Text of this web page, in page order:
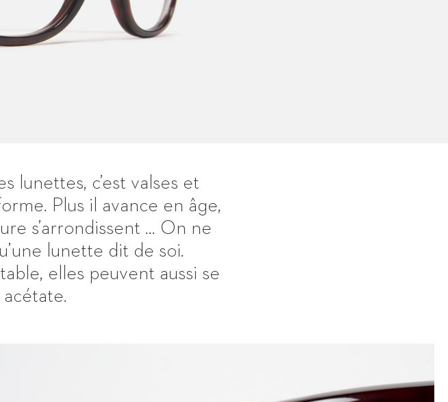
lunettes, c’est valses et
Plus il avance en âge,
s’arrondissent … On ne
lunette dit de soi.
elles peuvent aussi se